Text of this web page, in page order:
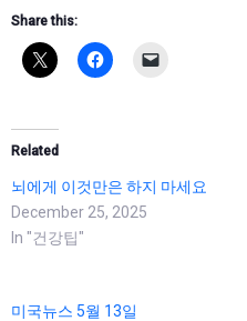
Share this:
Related
뇌에게 이것만은 하지 마세요
December 25, 2025
In "건강팁"
미국뉴스 5월 13일